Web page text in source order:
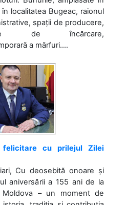
localitatea Bugeac, raionul
spații de producere,
de încărcare,
a mărfuri....
felicitare cu prilejul Zilei
Cu deosebită onoare și
aniversării a 155 ani de la
– un moment de